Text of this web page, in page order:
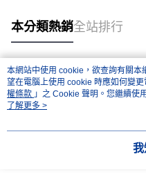
本分類熱銷全站排行
熱門標籤
本網站中使用 cookie，欲查詢有關
望在電腦上使用 cookie 時應如何變
權條款 」之 Cookie 聲明。您繼續使
用條款之 Cookie 聲明使用 cookie。
了解更多 >
我